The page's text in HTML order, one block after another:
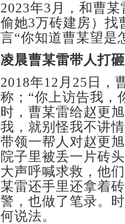
2023年3月，和曹
偷她3万砖建房）找
言“你知道曹某望是
凌晨曹某雷带人打
2018年12月25日，
称；“你上访告我，
时，曹某雷给赵更
我，就别怪我不讲
带领一帮人对赵更
院子里被丢一片砖
大声呼喊求救，他
某雷还手里还拿着
警，也做了笔录。
何说法。